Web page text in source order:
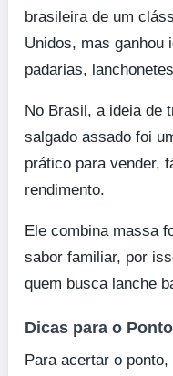
brasileira de um
Unidos, mas ganhou
padarias,
No Brasil, a ideia de
salgado assado foi
prático para vender,
rendimento.
Ele combina massa
sabor familiar, por
quem busca lanche
Dicas para o
Para acertar o